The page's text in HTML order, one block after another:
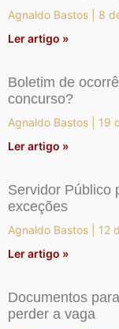
Agnaldo Bastos
8
Ler artigo »
Boletim de
concurso?
Agnaldo Bastos
19
Ler artigo »
Servidor Público
exceções
Agnaldo Bastos
12
Ler artigo »
Documentos
perder a vaga